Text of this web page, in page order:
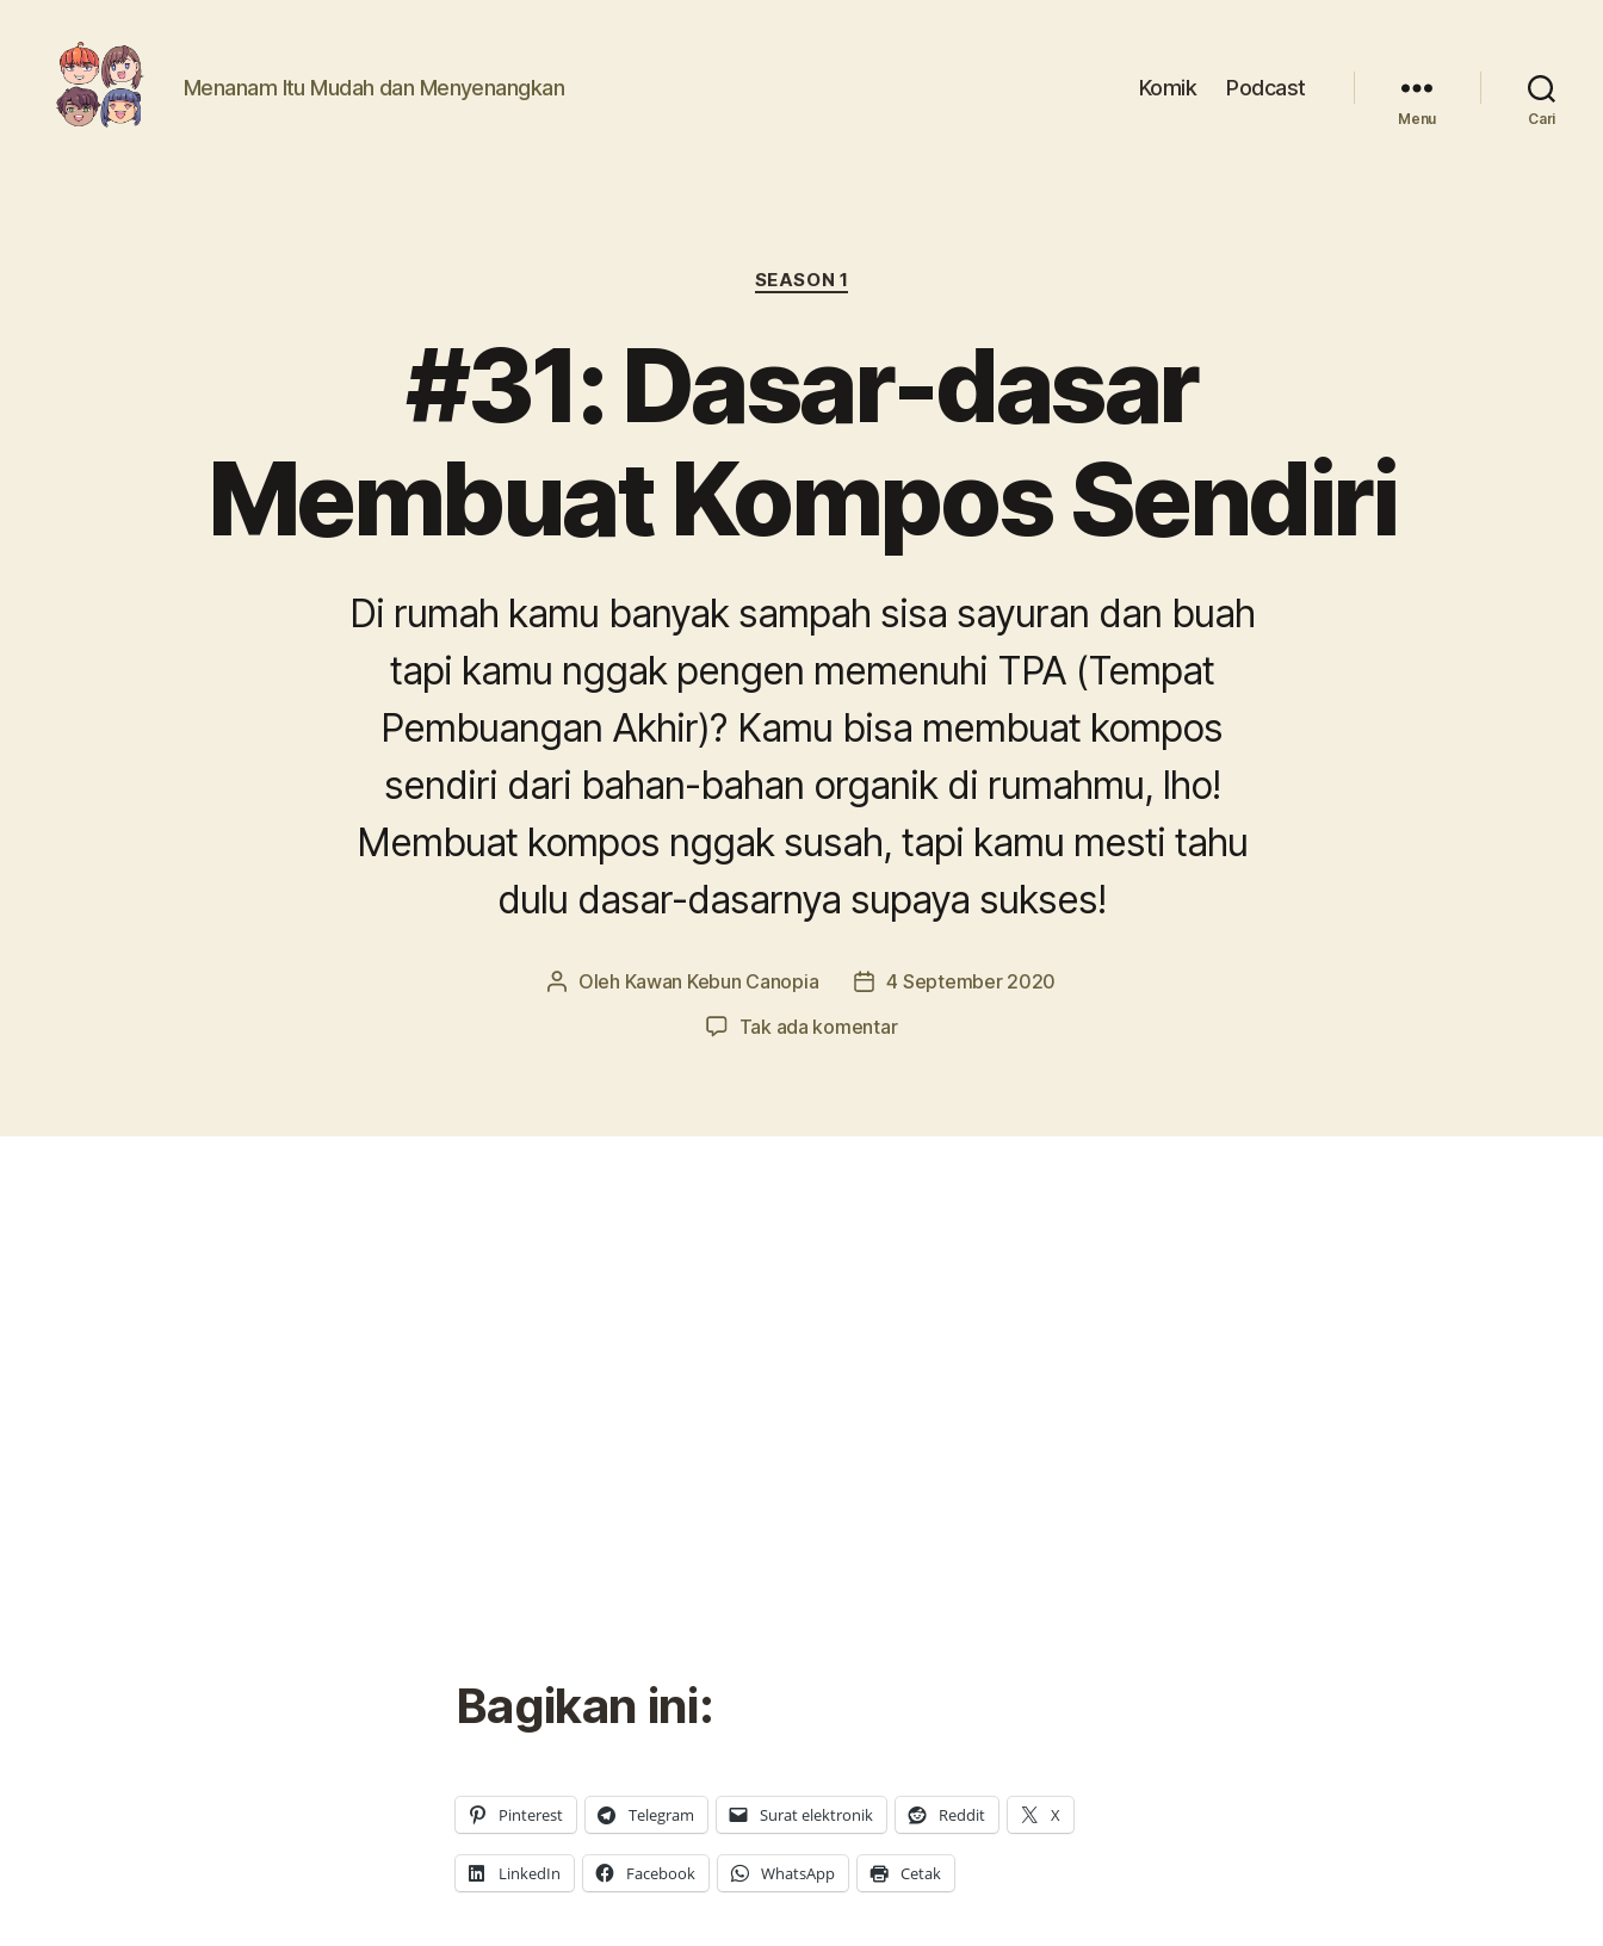
Menanam Itu Mudah dan Menyenangkan Komik Podcast
Menu Cari
Kategori
SEASON 1
#31: Dasar-dasar
Membuat Kompos Sendiri
Di rumah kamu banyak sampah sisa sayuran dan buah
tapi kamu nggak pengen memenuhi TPA (Tempat
Pembuangan Akhir)? Kamu bisa membuat kompos
sendiri dari bahan-bahan organik di rumahmu, lho!
Membuat kompos nggak susah, tapi kamu mesti tahu
dulu dasar-dasarnya supaya sukses!
Penulis
Oleh Kawan Kebun Canopia
Tanggal
4 September 2020
Tak ada komentarpada
Membuat
Bagikan ini:
Pinterest Telegram Surat elektronik Reddit X
LinkedIn Facebook WhatsApp Cetak